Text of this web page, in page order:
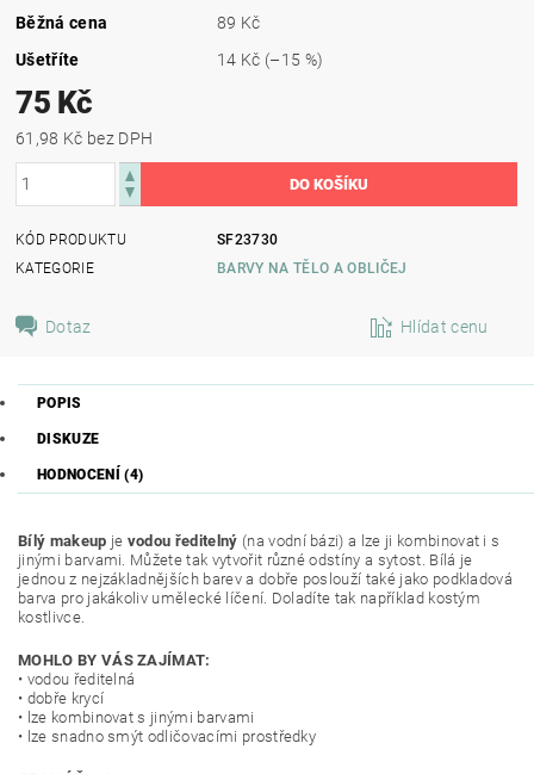
Běžná cena
89 Kč
Ušetříte
14 Kč (–15 %)
75 Kč
61,98 Kč bez DPH
KÓD PRODUKTU
SF23730
KATEGORIE
BARVY NA TĚLO A OBLIČEJ
Dotaz Hlídat cenu
POPIS
DISKUZE
HODNOCENÍ (4)
Bílý makeup je vodou ředitelný (na vodní bázi) a lze ji kombinovat i s
jinými barvami. Můžete tak vytvořit různé odstíny a sytost. Bílá je
jednou z nejzákladnějších barev a dobře poslouží také jako podkladová
barva pro jakákoliv umělecké líčení. Doladíte tak například kostým
kostlivce.
MOHLO BY VÁS ZAJÍMAT:
• vodou ředitelná
• dobře krycí
• lze kombinovat s jinými barvami
• lze snadno smýt odličovacími prostředky